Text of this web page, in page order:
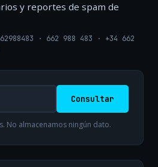
y reportes de spam de
· 662 988 483 · +34 662
Consultar
No almacenamos ningún dato.